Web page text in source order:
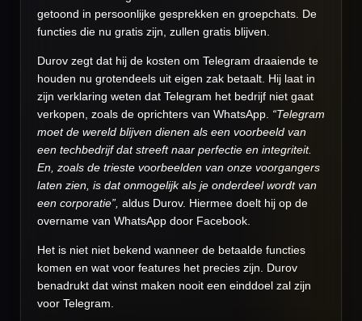
getoond in persoonlijke gesprekken en groepchats. De
functies die nu gratis zijn, zullen gratis blijven.
Durov zegt dat hij de kosten om Telegram draaiende te
houden nu grotendeels uit eigen zak betaalt. Hij laat in
zijn verklaring weten dat Telegram het bedrijf niet gaat
verkopen, zoals de oprichters van WhatsApp. “Telegram
moet de wereld blijven dienen als een voorbeeld van
een techbedrijf dat streeft naar perfectie en integriteit.
En, zoals de trieste voorbeelden van onze voorgangers
laten zien, is dat onmogelijk als je onderdeel wordt van
een corporatie”, aldus Durov. Hiermee doelt hij op de
overname van WhatsApp door Facebook.
Het is niet niet bekend wanneer de betaalde functies
komen en wat voor features het precies zijn. Durov
benadrukt dat winst maken nooit een einddoel zal zijn
voor Telegram.